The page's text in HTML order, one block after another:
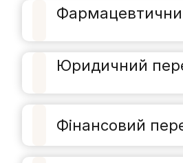
Юридичний
Фінансовий